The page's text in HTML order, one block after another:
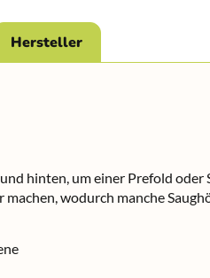
Hersteller
hinten, um einer Prefold oder
wodurch manche